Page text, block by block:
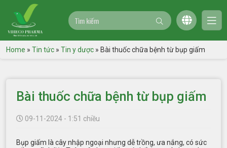
Home » Tin tức » Tin y dược » Bài thuốc chữa bệnh từ bụp giấm
Bài thuốc chữa bệnh từ bụp giấm
09-11-2024 - 1:51 chiều
Bụp giấm là cây nhập ngoại nhưng dễ trồng, ưa nắng, có sức